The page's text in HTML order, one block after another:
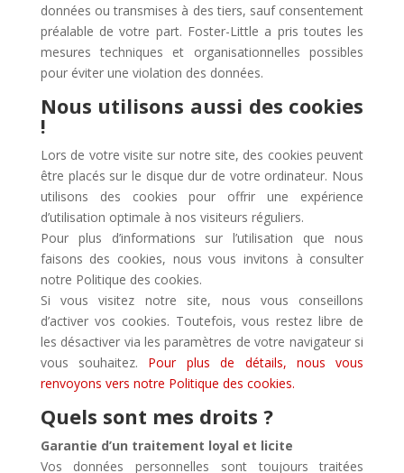
données ou transmises à des tiers, sauf consentement
préalable de votre part. Foster-Little a pris toutes les
mesures techniques et organisationnelles possibles
pour éviter une violation des données.
Nous utilisons aussi des cookies
!
Lors de votre visite sur notre site, des cookies peuvent
être placés sur le disque dur de votre ordinateur. Nous
utilisons des cookies pour offrir une expérience
d’utilisation optimale à nos visiteurs réguliers.
Pour plus d’informations sur l’utilisation que nous
faisons des cookies, nous vous invitons à consulter
notre Politique des cookies.
Si vous visitez notre site, nous vous conseillons
d’activer vos cookies. Toutefois, vous restez libre de
les désactiver via les paramètres de votre navigateur si
vous souhaitez. Pour plus de détails, nous vous
renvoyons vers notre Politique des cookies.
Quels sont mes droits ?
Garantie d’un traitement loyal et licite
Vos données personnelles sont toujours traitées